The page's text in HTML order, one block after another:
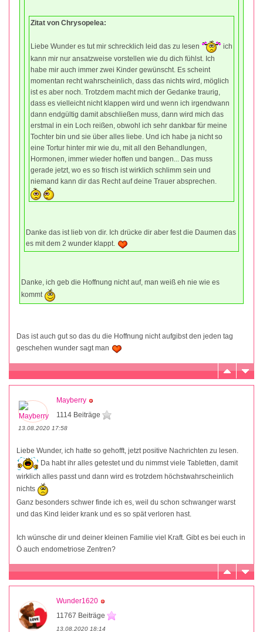
Zitat von Chrysopelea:
Liebe Wunder es tut mir schrecklich leid das zu lesen
ich
kann mir nur ansatzweise vorstellen wie du dich fühlst. Ich
habe mir auch immer zwei Kinder gewünscht. Es scheint
momentan recht wahrscheinlich, dass das nichts wird, möglich
ist es aber noch. Trotzdem macht mich der Gedanke traurig,
dass es vielleicht nicht klappen wird und wenn ich irgendwann
dann endgültig damit abschließen muss, dann wird mich das
erstmal in ein Loch reißen, obwohl ich sehr dankbar für meine
Tochter bin und sie über alles liebe. Und ich habe ja nicht so
eine Tortur hinter mir wie du, mit all den Behandlungen,
Hormonen, immer wieder hoffen und bangen... Das muss
gerade jetzt, wo es so frisch ist wirklich schlimm sein und
niemand kann dir das Recht auf deine Trauer absprechen.
Danke das ist lieb von dir. Ich drücke dir aber fest die Daumen das
es mit dem 2 wunder klappt.
Danke, ich geb die Hoffnung nicht auf, man weiß eh nie wie es
kommt
Das ist auch gut so das du die Hoffnung nicht aufgibst den jeden tag
geschehen wunder sagt man
Mayberry
1114 Beiträge
13.08.2020 17:58
Liebe Wunder, ich hatte so gehofft, jetzt positive Nachrichten zu lesen.
Da habt ihr alles getestet und du nimmst viele Tabletten, damit
wirklich alles passt und dann wird es trotzdem höchstwahrscheinlich
nichts
Ganz besonders schwer finde ich es, weil du schon schwanger warst
und das Kind leider krank und es so spät verloren hast.
Ich wünsche dir und deiner kleinen Familie viel Kraft. Gibt es bei euch in
Ö auch endometriose Zentren?
Wunder1620
11767 Beiträge
13.08.2020 18:14